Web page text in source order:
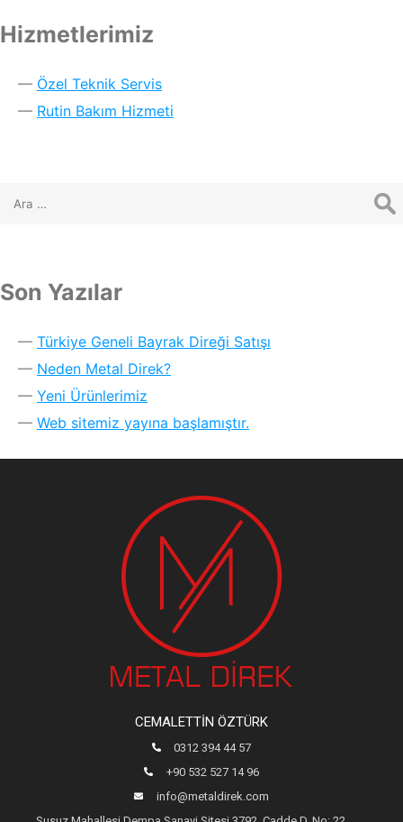
Hizmetlerimiz
Özel Teknik Servis
Rutin Bakım Hizmeti
Son Yazılar
Türkiye Geneli Bayrak Direği Satışı
Neden Metal Direk?
Yeni Ürünlerimiz
Web sitemiz yayına başlamıştır.
CEMALETTIN ÖZTÜRK
0312 394 44 57
+90 532 527 14 96
info@metaldirek.com